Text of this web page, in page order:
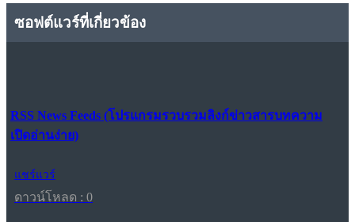
ซอฟต์แวร์ที่เกี่ยวข้อง
RSS News Feeds (โปรแกรมรวบรวมลิงก์ข่าวสารบทความ
เปิดอ่านง่าย)
แชร์แวร์
ดาวน์โหลด : 0